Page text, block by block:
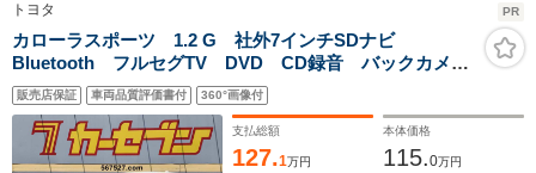
トヨタ PR
カローラスポーツ 1.2 G 社外7インチSDナビ
Bluetooth フルセグTV DVD CD録音 バックカメ
ラ 社外フロントドライブレコーダー レーダークルー
ズコントロール ETC 衝突軽減ブレーキ クリアラン
スソナー LEDヘッドライト
販売店保証 車両品質評価書付 360°画像付
支払総額
127.1万円
本体価格
115.0万円